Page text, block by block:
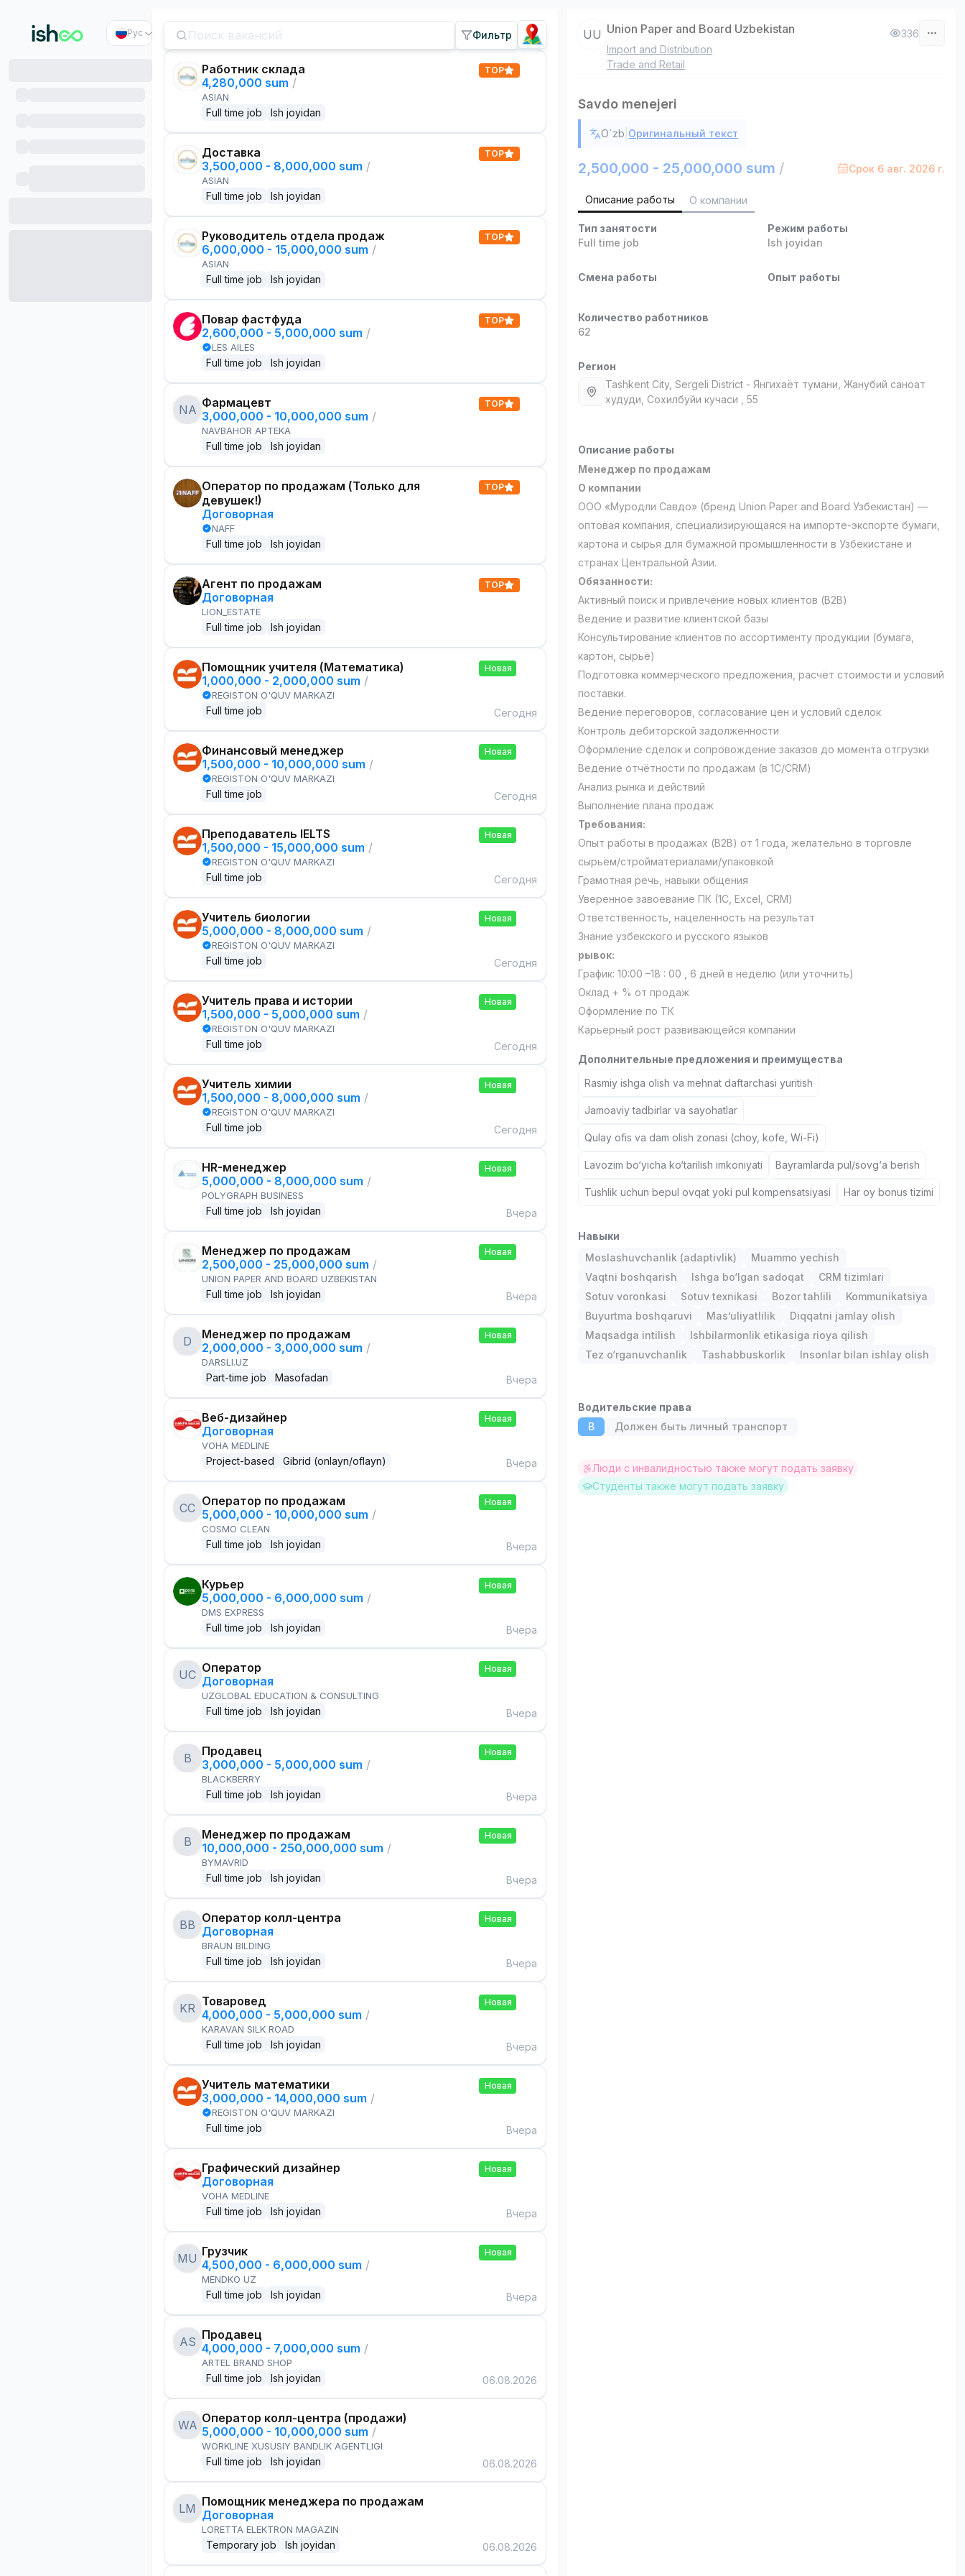
Рус Фильтр
Работник склада
4,280,000 sum /
ASIAN
Full time job Ish joyidan
TOP
Доставка
3,500,000 - 8,000,000 sum /
ASIAN
Full time job Ish joyidan
TOP
Руководитель отдела продаж
6,000,000 - 15,000,000 sum /
ASIAN
Full time job Ish joyidan
TOP
Повар фастфуда
2,600,000 - 5,000,000 sum /
LES AILES
Full time job Ish joyidan
TOP
NA Фармацевт
3,000,000 - 10,000,000 sum /
NAVBAHOR APTEKA
Full time job Ish joyidan
TOP
Оператор по продажам (Только для
девушек!)
Договорная
NAFF
Full time job Ish joyidan
TOP
Агент по продажам
Договорная
LION_ESTATE
Full time job Ish joyidan
TOP
Помощник учителя (Математика)
1,000,000 - 2,000,000 sum /
REGISTON O'QUV MARKAZI
Full time job
Новая
Сегодня
Финансовый менеджер
1,500,000 - 10,000,000 sum /
REGISTON O'QUV MARKAZI
Full time job
Новая
Сегодня
Преподаватель IELTS
1,500,000 - 15,000,000 sum /
REGISTON O'QUV MARKAZI
Full time job
Новая
Сегодня
Учитель биологии
5,000,000 - 8,000,000 sum /
REGISTON O'QUV MARKAZI
Full time job
Новая
Сегодня
Учитель права и истории
1,500,000 - 5,000,000 sum /
REGISTON O'QUV MARKAZI
Full time job
Новая
Сегодня
Учитель химии
1,500,000 - 8,000,000 sum /
REGISTON O'QUV MARKAZI
Full time job
Новая
Сегодня
HR-менеджер
5,000,000 - 8,000,000 sum /
POLYGRAPH BUSINESS
Full time job Ish joyidan
Новая
Вчера
Менеджер по продажам
2,500,000 - 25,000,000 sum /
UNION PAPER AND BOARD UZBEKISTAN
Full time job Ish joyidan
Новая
Вчера
D
Менеджер по продажам
2,000,000 - 3,000,000 sum /
DARSLI.UZ
Part-time job Masofadan
Новая
Вчера
Веб-дизайнер
Договорная
VOHA MEDLINE
Project-based Gibrid (onlayn/oflayn)
Новая
Вчера
CC Оператор по продажам
5,000,000 - 10,000,000 sum /
COSMO CLEAN
Full time job Ish joyidan
Новая
Вчера
Курьер
5,000,000 - 6,000,000 sum /
DMS EXPRESS
Full time job Ish joyidan
Новая
Вчера
UC Оператор
Договорная
UZGLOBAL EDUCATION & CONSULTING
Full time job Ish joyidan
Новая
Вчера
B
Продавец
3,000,000 - 5,000,000 sum /
BLACKBERRY
Full time job Ish joyidan
Новая
Вчера
B
Менеджер по продажам
10,000,000 - 250,000,000 sum /
BYMAVRID
Full time job Ish joyidan
Новая
Вчера
BB Оператор колл-центра
Договорная
BRAUN BILDING
Full time job Ish joyidan
Новая
Вчера
KR Товаровед
4,000,000 - 5,000,000 sum /
KARAVAN SILK ROAD
Full time job Ish joyidan
Новая
Вчера
Учитель математики
3,000,000 - 14,000,000 sum /
REGISTON O'QUV MARKAZI
Full time job
Новая
Вчера
Графический дизайнер
Договорная
VOHA MEDLINE
Full time job Ish joyidan
Новая
Вчера
MU Грузчик
4,500,000 - 6,000,000 sum /
MENDKO UZ
Full time job Ish joyidan
Новая
Вчера
AS Продавец
4,000,000 - 7,000,000 sum /
ARTEL BRAND SHOP
Full time job Ish joyidan 06.08.2026
WA Оператор колл-центра (продажи)
5,000,000 - 10,000,000 sum /
WORKLINE XUSUSIY BANDLIK AGENTLIGI
Full time job Ish joyidan 06.08.2026
LM Помощник менеджера по продажам
Договорная
LORETTA ELEKTRON MAGAZIN
Temporary job Ish joyidan 06.08.2026
UU Union Paper and Board Uzbekistan
Import and Distribution
Trade and Retail
336
Savdo menejeri
O`zb Оригинальный текст
2,500,000 - 25,000,000 sum / Срок 6 авг. 2026 г.
Описание работы О компании
Тип занятости
Full time job
Режим работы
Ish joyidan
Смена работы Опыт работы
Количество работников
62
Регион
Tashkent City, Sergeli District - Янгихаёт тумани, Жанубий саноат
худуди, Сохилбуйи кучаси , 55
Описание работы
Менеджер по продажам
О компании
ООО «Муродли Савдо» (бренд Union Paper and Board Узбекистан) —
оптовая компания, специализирующаяся на импорте-экспорте бумаги,
картона и сырья для бумажной промышленности в Узбекистане и
странах Центральной Азии.
Обязанности:
Активный поиск и привлечение новых клиентов (B2B)
Ведение и развитие клиентской базы
Консультирование клиентов по ассортименту продукции (бумага,
картон, сырьё)
Подготовка коммерческого предложения, расчёт стоимости и условий
поставки.
Ведение переговоров, согласование цен и условий сделок
Контроль дебиторской задолженности
Оформление сделок и сопровождение заказов до момента отгрузки
Ведение отчётности по продажам (в 1С/CRM)
Анализ рынка и действий
Выполнение плана продаж
Требования:
Опыт работы в продажах (В2В) от 1 года, желательно в торговле
сырьём/стройматериалами/упаковкой
Грамотная речь, навыки общения
Уверенное завоевание ПК (1С, Excel, CRM)
Ответственность, нацеленность на результат
Знание узбекского и русского языков
рывок:
График: 10:00 –18 : 00 , 6 дней в неделю (или уточнить)
Оклад + % от продаж
Оформление по ТК
Карьерный рост развивающейся компании
Дополнительные предложения и преимущества
Rasmiy ishga olish va mehnat daftarchasi yuritish
Jamoaviy tadbirlar va sayohatlar
Qulay ofis va dam olish zonasi (choy, kofe, Wi-Fi)
Lavozim bo‘yicha ko‘tarilish imkoniyati Bayramlarda pul/sovg‘a berish
Tushlik uchun bepul ovqat yoki pul kompensatsiyasi Har oy bonus tizimi
Навыки
Moslashuvchanlik (adaptivlik)
Muammo yechish
Vaqtni boshqarish
Ishga bo‘lgan sadoqat
CRM tizimlari
Sotuv voronkasi
Sotuv texnikasi Bozor tahlili
Kommunikatsiya
Buyurtma boshqaruvi
Mas’uliyatlilik
Diqqatni jamlay olish
Maqsadga intilish
Ishbilarmonlik etikasiga rioya qilish
Tez o‘rganuvchanlik
Tashabbuskorlik Insonlar bilan ishlay olish
Водительские права
B
Должен быть личный транспорт
Люди с инвалидностью также могут подать заявку
Студенты также могут подать заявку